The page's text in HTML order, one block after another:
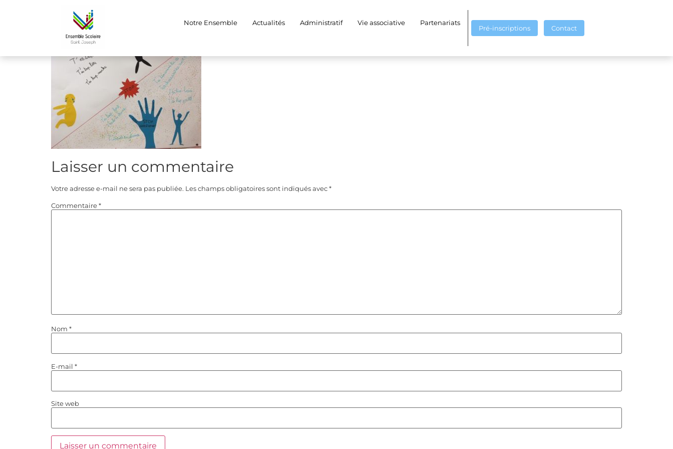
Notre Ensemble Actualités Administratif Vie associative Partenariats
Pré-inscriptions Contact
.jpg
Laisser un commentaire
Votre adresse e-mail ne sera pas publiée. Les champs obligatoires sont indiqués avec*
Commentaire*
Nom *
E-mail *
Site web